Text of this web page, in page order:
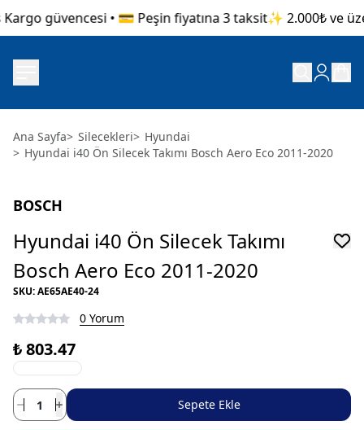
güvencesi • 💳 Peşin fiyatına 3 taksit✨ 2.000₺ ve
Ana Sayfa> Silecekleri> Hyundai
> Hyundai i40 Ön Silecek Takımı Bosch Aero Eco 2011-2020
BOSCH
Hyundai i40 Ön Silecek Takımı
Bosch Aero Eco 2011-2020
SKU:AE65AE40-24
0 Yorum
₺ 803.47
Sepete Ekle